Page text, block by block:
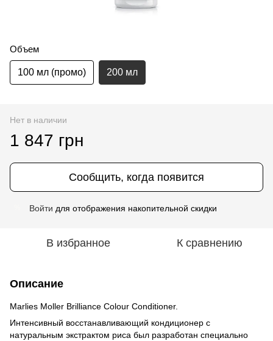
Объем
100 мл (промо) 200 мл
Нет в наличии
1 847 грн
Сообщить, когда появится
Войти для отображения накопительной скидки
В избранное К сравнению
Описание
Marlies Moller Brilliance Colour Conditioner.
Интенсивный восстанавливающий кондиционер с
натуральным экстрактом риса был разработан специально